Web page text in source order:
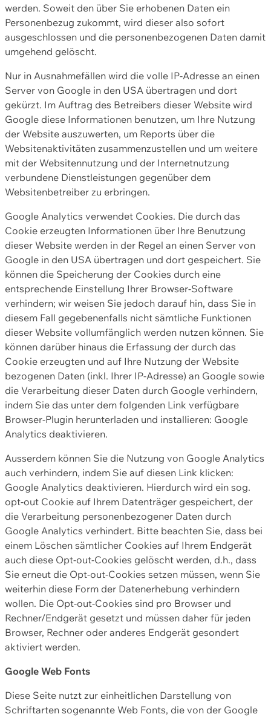
werden. Soweit den über Sie erhobenen Daten ein
Personenbezug zukommt, wird dieser also sofort
ausgeschlossen und die personenbezogenen Daten damit
umgehend gelöscht.
Nur in Ausnahmefällen wird die volle IP-Adresse an einen
Server von Google in den USA übertragen und dort
gekürzt. Im Auftrag des Betreibers dieser Website wird
Google diese Informationen benutzen, um Ihre Nutzung
der Website auszuwerten, um Reports über die
Websitenaktivitäten zusammenzustellen und um weitere
mit der Websitennutzung und der Internetnutzung
verbundene Dienstleistungen gegenüber dem
Websitenbetreiber zu erbringen.
Google Analytics verwendet Cookies. Die durch das
Cookie erzeugten Informationen über Ihre Benutzung
dieser Website werden in der Regel an einen Server von
Google in den USA übertragen und dort gespeichert. Sie
können die Speicherung der Cookies durch eine
entsprechende Einstellung Ihrer Browser-Software
verhindern; wir weisen Sie jedoch darauf hin, dass Sie in
diesem Fall gegebenenfalls nicht sämtliche Funktionen
dieser Website vollumfänglich werden nutzen können. Sie
können darüber hinaus die Erfassung der durch das
Cookie erzeugten und auf Ihre Nutzung der Website
bezogenen Daten (inkl. Ihrer IP-Adresse) an Google sowie
die Verarbeitung dieser Daten durch Google verhindern,
indem Sie das unter dem folgenden Link verfügbare
Browser-Plugin herunterladen und installieren: Google
Analytics deaktivieren.
Ausserdem können Sie die Nutzung von Google Analytics
auch verhindern, indem Sie auf diesen Link klicken:
Google Analytics deaktivieren. Hierdurch wird ein sog.
opt-out Cookie auf Ihrem Datenträger gespeichert, der
die Verarbeitung personenbezogener Daten durch
Google Analytics verhindert. Bitte beachten Sie, dass bei
einem Löschen sämtlicher Cookies auf Ihrem Endgerät
auch diese Opt-out-Cookies gelöscht werden, d.h., dass
Sie erneut die Opt-out-Cookies setzen müssen, wenn Sie
weiterhin diese Form der Datenerhebung verhindern
wollen. Die Opt-out-Cookies sind pro Browser und
Rechner/Endgerät gesetzt und müssen daher für jeden
Browser, Rechner oder anderes Endgerät gesondert
aktiviert werden.
Google Web Fonts
Diese Seite nutzt zur einheitlichen Darstellung von
Schriftarten sogenannte Web Fonts, die von der Google